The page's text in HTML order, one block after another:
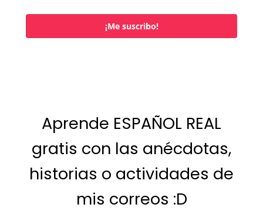
¡Me suscribo!
Aprende ESPAÑOL REAL
gratis con las anécdotas,
historias o actividades de
mis correos :D